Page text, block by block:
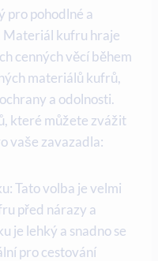
pro pohodlné a
Materiál kufru hraje
cenných věcí během
materiálů kufrů,
a odolnosti.
které můžete zvážit
vaše zavazadla:
Tato volba je velmi
před nárazy a
je lehký a snadno se
pro cestování